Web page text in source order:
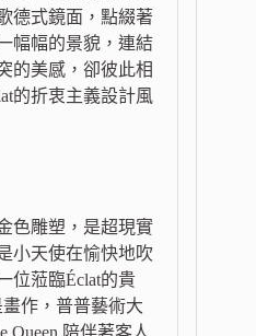
德式鏡面，點綴著
幅幅的景貌，連結
的美感，卻彼此相
的折衷主義設計風
色雕塑，是超現實
小天使在愉快地吹
位蒞臨Éclat的貴
作，普普藝術大
Queen 陪伴著客人